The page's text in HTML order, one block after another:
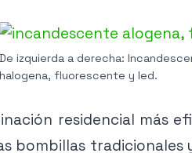
De izquierda a derecha:
halogena, fluorescente y led.
residencial más
bombillas